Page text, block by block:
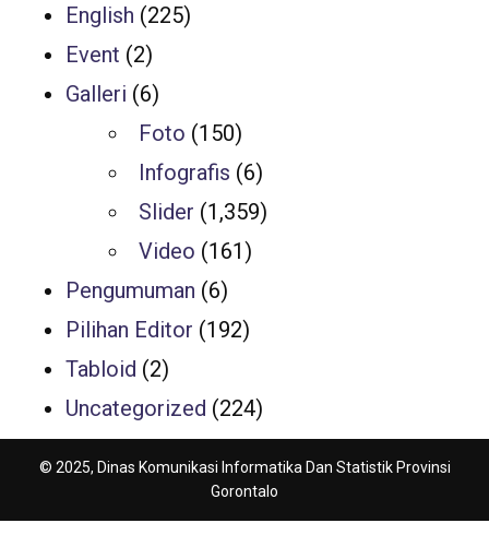
English (225)
Event (2)
Galleri (6)
Foto (150)
Infografis (6)
Slider (1,359)
Video (161)
Pengumuman (6)
Pilihan Editor (192)
Tabloid (2)
Uncategorized (224)
© 2025, Dinas Komunikasi Informatika Dan Statistik Provinsi
Gorontalo